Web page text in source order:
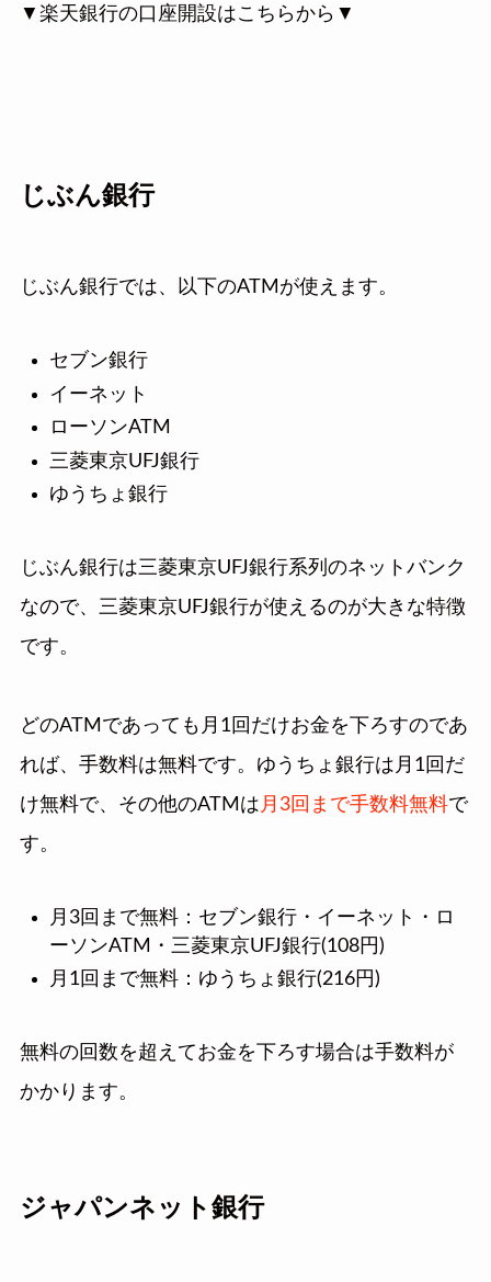
▼楽天銀行の口座開設はこちらから▼
じぶん銀行
じぶん銀行では、以下のATMが使えます。
セブン銀行
イーネット
ローソンATM
三菱東京UFJ銀行
ゆうちょ銀行
じぶん銀行は三菱東京UFJ銀行系列のネットバンク
なので、三菱東京UFJ銀行が使えるのが大きな特徴
です。
どのATMであっても月1回だけお金を下ろすのであ
れば、手数料は無料です。ゆうちょ銀行は月1回だ
け無料で、その他のATMは 月3回まで手数料無料で
す。
月3回まで無料：セブン銀行・イーネット・ロ
ーソンATM・三菱東京UFJ銀行(108円)
月1回まで無料：ゆうちょ銀行(216円)
無料の回数を超えてお金を下ろす場合は手数料が
かかります。
ジャパンネット銀行